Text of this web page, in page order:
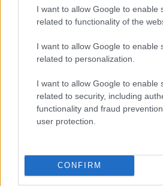
I want to allow Google to enable
related to functionality of the
I want to allow Google to enable
related to personalization.
I want to allow Google to enable
related to security, including
functionality and fraud
user protection.
CONFIRM
Procesamiento de datos
Todos los contenidos se han realizado de
tecnología con Inteligencia Artificial y por
Casa Magazine
Cineverse Magazine
Donne Magazine
Food Blog
Notizie.it
Offerte Shopping
Pet Story